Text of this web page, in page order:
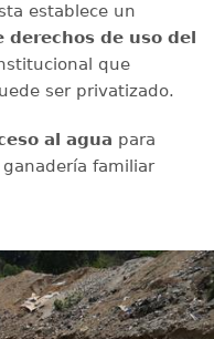
establece un
de uso del
que
ser privatizado.
al agua para
familiar